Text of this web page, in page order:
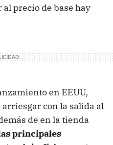
precio de base hay
en EEUU,
con la salida al
de en la tienda
principales